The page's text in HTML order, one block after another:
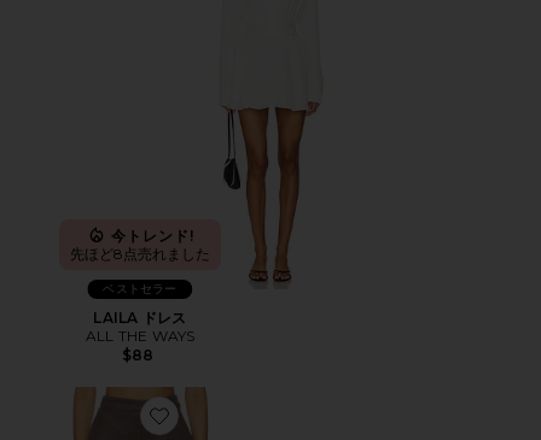
今トレンド!
先ほど8点売れました
ベストセラー
LAILA ドレス
ALL THE WAYS
$88
Favorite CALLEN ショートパンツ